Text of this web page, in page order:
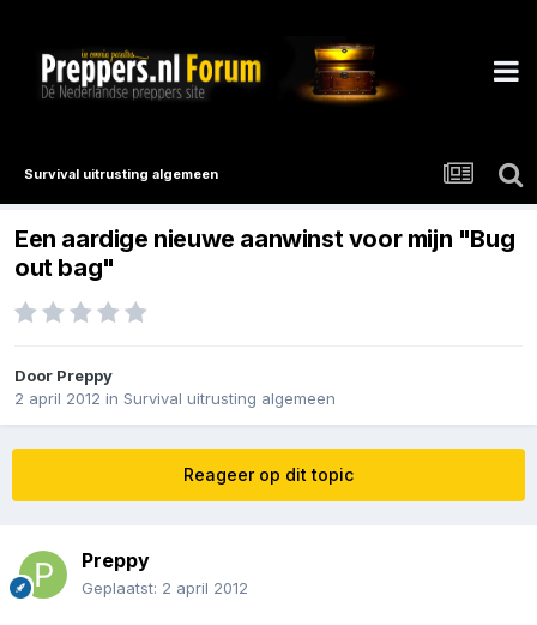
Survival uitrusting algemeen
Een aardige nieuwe aanwinst voor mijn "Bug
out bag"
Door Preppy
2 april 2012 in Survival uitrusting algemeen
Reageer op dit topic
Preppy
Geplaatst: 2 april 2012